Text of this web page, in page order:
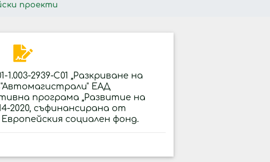
проекти
2939-C01 „Разкриване на
ЕАД
програма „Развитие на
2020, съфинансирана от
социален фонд.